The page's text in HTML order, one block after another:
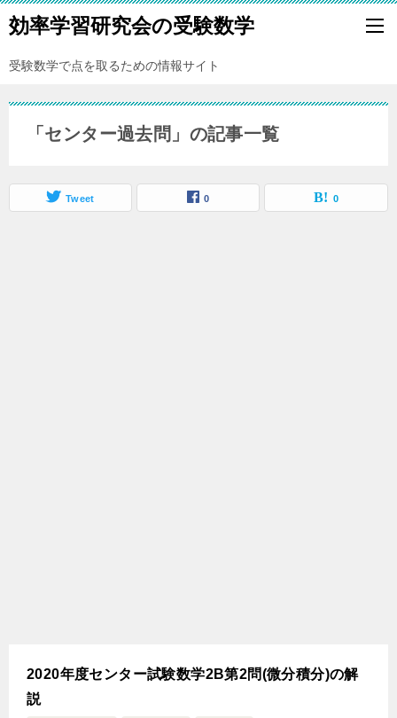
効率学習研究会の受験数学
受験数学で点を取るための情報サイト
「センター過去問」の記事一覧
Tweet 0 0
2020年度センター試験数学2B第2問(微分積分)の解
説